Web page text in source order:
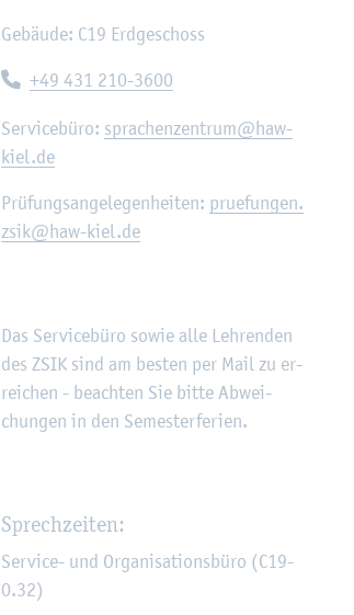
Ge­bäu­de: C19 Erd­ge­schoss
Te­le­fon:
+49 431 210-3600
Ser­vice­bü­ro: spra­chen­zen­trum@​haw-​
kiel.​de
Prü­fungs­an­ge­le­gen­hei­ten: pru­e­fun­gen.​
zsik@​haw-​kiel.​de
Das Ser­vice­bü­ro sowie alle Leh­ren­den
des ZSIK sind am bes­ten per Mail zu er­
rei­chen - be­ach­ten Sie bitte Ab­wei­
chun­gen in den Se­mes­ter­fe­ri­en.
Sprech­zei­ten:
Ser­vice- und Or­ga­ni­sa­ti­ons­bü­ro (C19-
0.32)